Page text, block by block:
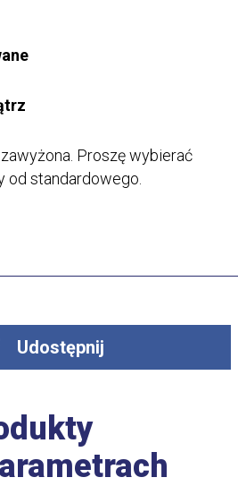
Proszę wybierać
od standardowego.
Udostępnij